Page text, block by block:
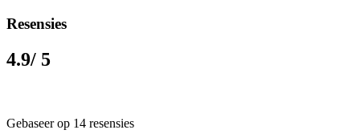
Resensies
4.9/ 5
Gebaseer op 14 resensies